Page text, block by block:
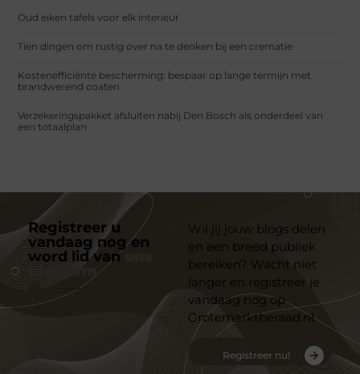
Oud eiken tafels voor elk interieur
Tien dingen om rustig over na te denken bij een crematie
Kostenefficiënte bescherming: bespaar op lange termijn met
brandwerend coaten
Verzekeringspakket afsluiten nabij Den Bosch als onderdeel van
een totaalplan
Registreer u
vandaag nog en
word lid van
platform
Wil jij jouw blogs delen
en een breed publiek
bereiken? Wacht niet
langer en registreer je
vandaag nog op
Grotemarktberaad.nl
Registreer nu!